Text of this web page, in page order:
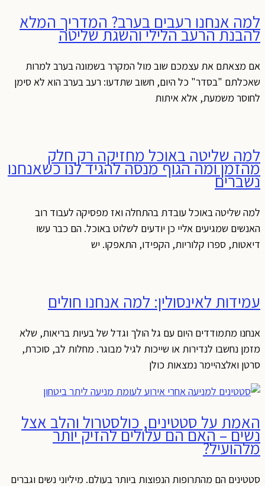
למה אנחנו רעבים בערב? המדריך המלא
להבנת הרעב הלילי והשגת שליטה
אם מצאתם את עצמכם שוב מול המקרר בשמונה בערב למרות
שאכלתם "בסדר" כל היום, חשוב שתדעו: רעב בערב הוא לא סימן
לחוסר משמעת, אלא איתות
למה שליטה באוכל מחזיקה רק חלק
מהזמן ומה הגוף מנסה להגיד לנו כשאנחנו
נשברים
למה שליטה באוכל עובדת בהתחלה ואז מפסיקה לעבוד רוב
האנשים שמגיעים אליי כן יודעים לשלוט באוכל. הם כבר עשו
דיאטות, ספרו קלוריות, הקפידו, התאפקו. יש
עמידות לאינסולין: למה אנחנו חולים
אנחנו מתמודדים היום עם גל הולך וגדל של בעיות בריאות, שלא
מזמן נחשבו לנדירות או שייכות לגיל מבוגר. מחלות לב, סוכרת,
סרטן ואלצהיימר נמצאות כולן
האמת על סטטינים, כולסטרול והלב אצל
נשים – האם הם עלולים להזיק יותר
מלהועיל?
סטטינים הם מהתרופות הנפוצות ביותר בעולם. מיליוני נשים וגברים